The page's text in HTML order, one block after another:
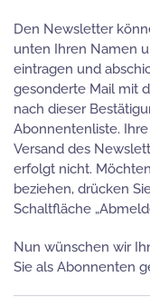
Den Newsletter
unten Ihren Namen
eintragen und
gesonderte Mail mit
nach dieser
Abonnentenliste.
Versand des
erfolgt nicht.
beziehen, drücken
Schaltfläche
Nun wünschen wir
Sie als Abonnenten